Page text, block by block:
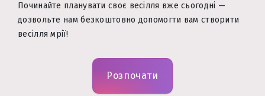
Починайте планувати своє весілля вже сьогодні —
дозвольте нам безкоштовно допомогти вам створити
весілля мрії!
Розпочати